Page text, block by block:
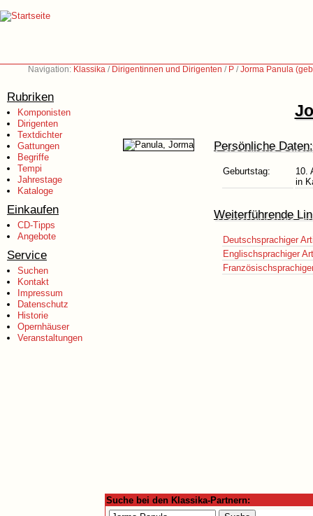
Navigation: Klassika / Dirigentinnen und Dirigenten / P /Jorma Panula
Rubriken
Komponisten
Dirigenten
Textdichter
Gattungen
Begriffe
Tempi
Jahrestage
Kataloge
Einkaufen
CD-Tipps
Angebote
Service
Suchen
Kontakt
Impressum
Datenschutz
Historie
Opernhäuser
Veranstaltungen
Persönliche Daten:
Geburtstag:
10.
in
Weiterführende
Deutschsprachiger
Englischsprachiger
Suche bei den Klassika-Partnern: